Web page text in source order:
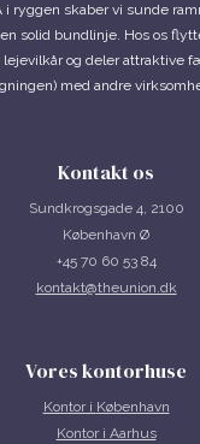
i ryggen skaber vi sunde
solid bundlinje. Hos os
lejevilkår og deler attraktive
med andre
Kontakt os
Sundkrogsgade 4, 2100
København Ø
+45 70 60 53 84
kontakt@theunion.dk
Vores kontorhuse
Kontor i København
Kontor i Aarhus